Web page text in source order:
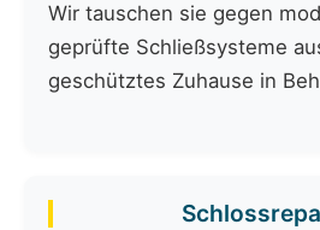
Wir tauschen sie gegen
geprüfte Schließsysteme
geschütztes Zuhause in